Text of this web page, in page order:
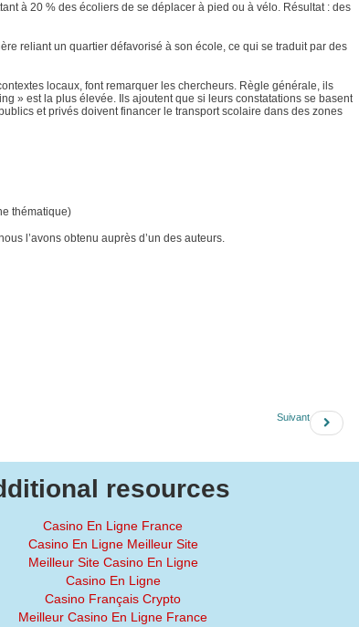
à 20 % des écoliers de se déplacer à pied ou à vélo. Résultat : des
reliant un quartier défavorisé à son école, ce qui se traduit par des
locaux, font remarquer les chercheurs. Règle générale, ils
» est la plus élevée. Ils ajoutent que si leurs constatations se basent
et privés doivent financer le transport scolaire dans des zones
thématique)
l’avons obtenu auprès d’un des auteurs.
Suivant
resources
Casino En Ligne France
Casino En Ligne Meilleur Site
Meilleur Site Casino En Ligne
Casino En Ligne
Casino Français Crypto
Meilleur Casino En Ligne France